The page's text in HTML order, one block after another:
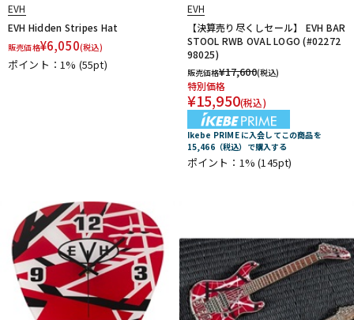
アンプ エフェクター
DTM
レコーディング機器
中古 ヴィンテージ
EVH
EVH Hidden Stripes Hat
販売価格¥6,050(税込)
ポイント：1% (55pt)
EVH
【決算売り尽くしセール】 EVH BAR
STOOL RWB OVAL LOGO (#02272
98025)
販売価格¥17,600(税込)
特別価格
¥15,950(税込)
Ikebe PRIME に入会してこの商品を
15,466（税込）で購入する
ポイント：1%(145pt)